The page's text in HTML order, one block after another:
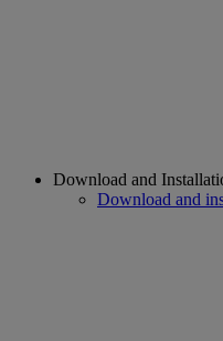
Download and
Download and